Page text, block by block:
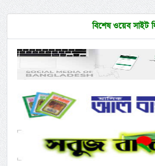
বিশেষ ওয়েব সাইট